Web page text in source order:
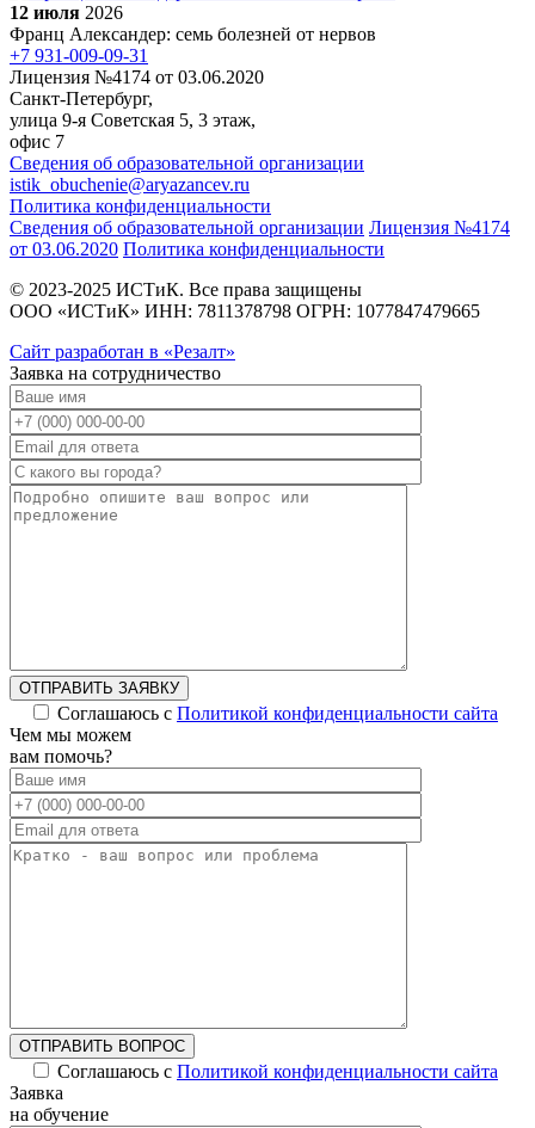
12 июля 2026
Франц Александер: семь болезней от нервов
+7 931-009-09-31
Лицензия №4174 от 03.06.2020
Санкт-Петербург,
улица 9-я Советская 5​, 3 этаж,
офис 7
Сведения об образовательной организации
istik_obuchenie@aryazancev.ru
Политика конфиденциальности
Сведения об образовательной организации Лицензия №4174
от 03.06.2020 Политика конфиденциальности
© 2023-2025 ИСТиК. Все права защищены
ООО «ИСТиК» ИНН: 7811378798 ОГРН: 1077847479665
Сайт разработан в «Резалт»
Заявка на сотрудничество
ОТПРАВИТЬ ЗАЯВКУ
Соглашаюсь с Политикой конфиденциальности сайта
Чем мы можем
вам помочь?
ОТПРАВИТЬ ВОПРОС
Соглашаюсь с Политикой конфиденциальности сайта
Заявка
на обучение